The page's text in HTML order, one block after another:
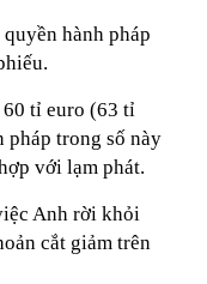
hành pháp
60 tỉ euro (63 tỉ
pháp trong số này
với lạm phát.
Anh rời khỏi
cắt giảm trên